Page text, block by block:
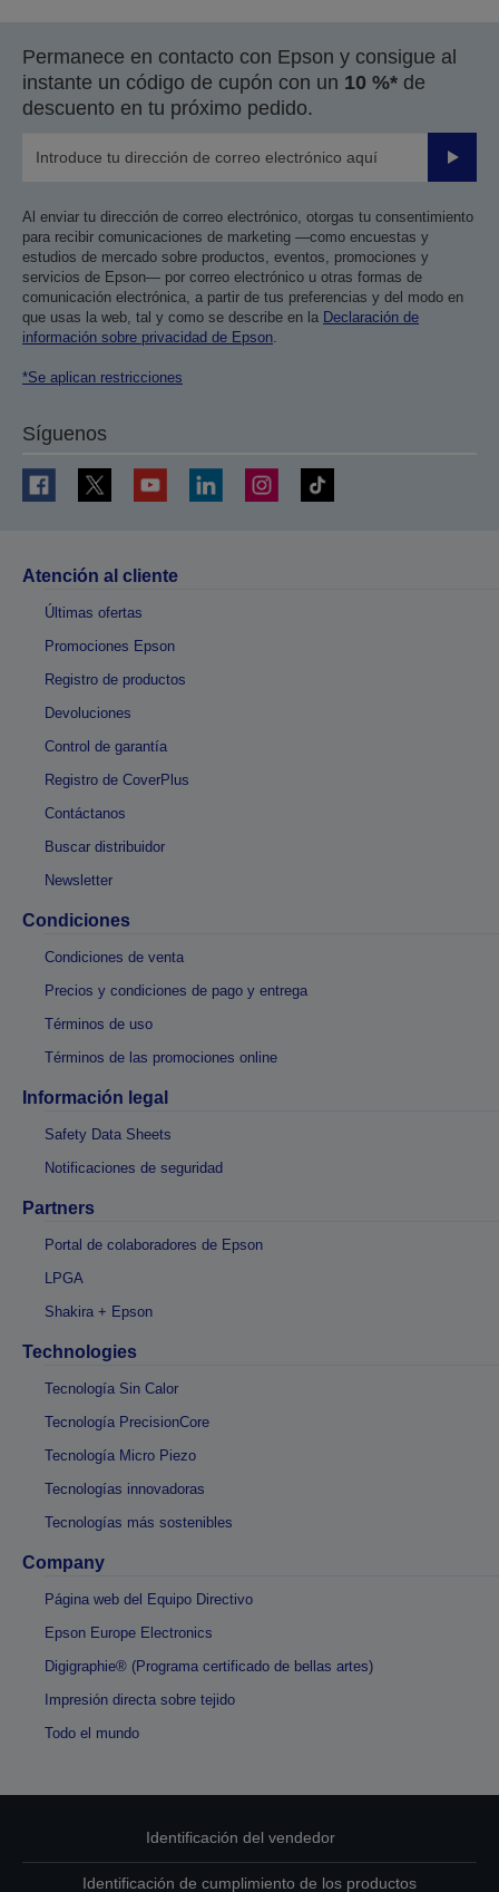
Permanece en contacto con Epson y consigue al
instante un código de cupón con un 10 %* de
descuento en tu próximo pedido.
Enviar
Al enviar tu dirección de correo electrónico, otorgas tu consentimiento
para recibir comunicaciones de marketing —como encuestas y
estudios de mercado sobre productos, eventos, promociones y
servicios de Epson— por correo electrónico u otras formas de
comunicación electrónica, a partir de tus preferencias y del modo en
que usas la web, tal y como se describe en la Declaración de
información sobre privacidad de Epson
*Se aplican restricciones
Síguenos
Atención al cliente
Últimas ofertas
Promociones Epson
Registro de productos
Devoluciones
Control de garantía
Registro de CoverPlus
Contáctanos
Buscar distribuidor
Newsletter
Condiciones
Condiciones de venta
Precios y condiciones de pago y entrega
Términos de uso
Términos de las promociones online
Información legal
Safety Data Sheets
Notificaciones de seguridad
Partners
Portal de colaboradores de Epson
LPGA
Shakira + Epson
Technologies
Tecnología Sin Calor
Tecnología PrecisionCore
Tecnología Micro Piezo
Tecnologías innovadoras
Tecnologías más sostenibles
Company
Página web del Equipo Directivo
Epson Europe Electronics
Digigraphie® (Programa certificado de bellas artes)
Impresión directa sobre tejido
Todo el mundo
Identificación del vendedor
Identificación de cumplimiento de los productos